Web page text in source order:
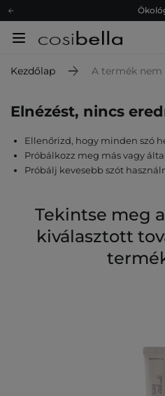
Kezdőlap A termék nem
Elnézést, nincs
Ellenőrizd, hogy minden szó
Próbálkozz meg más vagy
Próbálj kevesebb szót
Tekintse meg
kiválasztott